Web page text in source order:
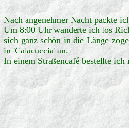
Nach angenehmer Nacht packte
Um 8:00 Uhr wanderte ich los
sich ganz schön in die Länge
in 'Calacuccia' an.
In einem Straßencafé bestellte